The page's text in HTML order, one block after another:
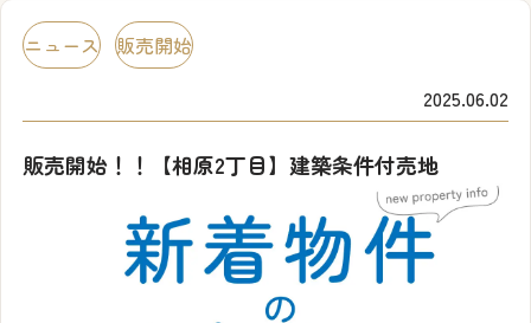
ニュース 販売開始
2025.06.02
販売開始！！【相原2丁目】建築条件付売地